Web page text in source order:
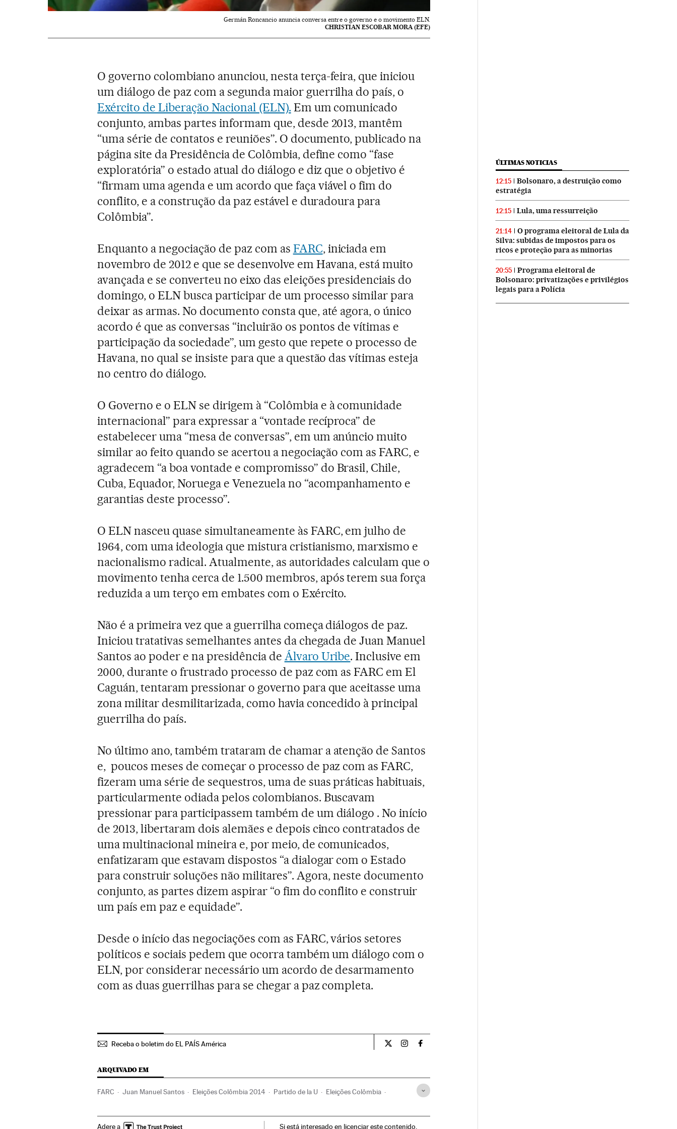
Germán Roncancio anuncia conversa entre o governo e o movimento ELN.
CHRISTIAN ESCOBAR MORA (EFE)
O governo colombiano anunciou, nesta terça-feira, que iniciou
um diálogo de paz com a segunda maior guerrilha do país, o
Exército de Liberação Nacional (ELN). Em um comunicado
conjunto, ambas partes informam que, desde 2013, mantêm
“uma série de contatos e reuniões”. O documento, publicado na
página site da Presidência de Colômbia, define como “fase
exploratória” o estado atual do diálogo e diz que o objetivo é
“firmam uma agenda e um acordo que faça viável o fim do
conflito, e a construção da paz estável e duradoura para
Colômbia”.
Enquanto a negociação de paz com as FARC, iniciada em
novembro de 2012 e que se desenvolve em Havana, está muito
avançada e se converteu no eixo das eleições presidenciais do
domingo, o ELN busca participar de um processo similar para
deixar as armas. No documento consta que, até agora, o único
acordo é que as conversas “incluirão os pontos de vítimas e
participação da sociedade”, um gesto que repete o processo de
Havana, no qual se insiste para que a questão das vítimas esteja
no centro do diálogo.
O Governo e o ELN se dirigem à “Colômbia e à comunidade
internacional” para expressar a “vontade recíproca” de
estabelecer uma “mesa de conversas”, em um anúncio muito
similar ao feito quando se acertou a negociação com as FARC, e
agradecem “a boa vontade e compromisso” do Brasil, Chile,
Cuba, Equador, Noruega e Venezuela no “acompanhamento e
garantias deste processo”.
O ELN nasceu quase simultaneamente às FARC, em julho de
1964, com uma ideologia que mistura cristianismo, marxismo e
nacionalismo radical. Atualmente, as autoridades calculam que o
movimento tenha cerca de 1.500 membros, após terem sua força
reduzida a um terço em embates com o Exército.
Não é a primeira vez que a guerrilha começa diálogos de paz.
Iniciou tratativas semelhantes antes da chegada de Juan Manuel
Santos ao poder e na presidência de Álvaro Uribe. Inclusive em
2000, durante o frustrado processo de paz com as FARC em El
Caguán, tentaram pressionar o governo para que aceitasse uma
zona militar desmilitarizada, como havia concedido à principal
guerrilha do país.
No último ano, também trataram de chamar a atenção de Santos
e, poucos meses de começar o processo de paz com as FARC,
fizeram uma série de sequestros, uma de suas práticas habituais,
particularmente odiada pelos colombianos. Buscavam
pressionar para participassem também de um diálogo . No início
de 2013, libertaram dois alemães e depois cinco contratados de
uma multinacional mineira e, por meio, de comunicados,
enfatizaram que estavam dispostos “a dialogar com o Estado
para construir soluções não militares”. Agora, neste documento
conjunto, as partes dizem aspirar “o fim do conflito e construir
um país em paz e equidade”.
Desde o início das negociações com as FARC, vários setores
políticos e sociais pedem que ocorra também um diálogo com o
ELN, por considerar necessário um acordo de desarmamento
com as duas guerrilhas para se chegar a paz completa.
Receba o boletim do EL PAÍS América Internacional El País Brasil en Twitter
Internacional El País Brasil en Instagram
Internacional El País Brasil en Facebook
ARQUIVADO EM
FARC Juan Manuel Santos Eleições Colômbia 2014 Partido de la U Eleições Colômbia
Adere a Si está interesado en licenciar este contenido,
ÚLTIMAS NOTICIAS
12:15
Bolsonaro, a destruição como
estratégia
12:15 Lula, uma ressurreição
21:14
O programa eleitoral de Lula da
Silva: subidas de impostos para os
ricos e proteção para as minorias
20:55
Programa eleitoral de
Bolsonaro: privatizações e privilégios
legais para a Polícia